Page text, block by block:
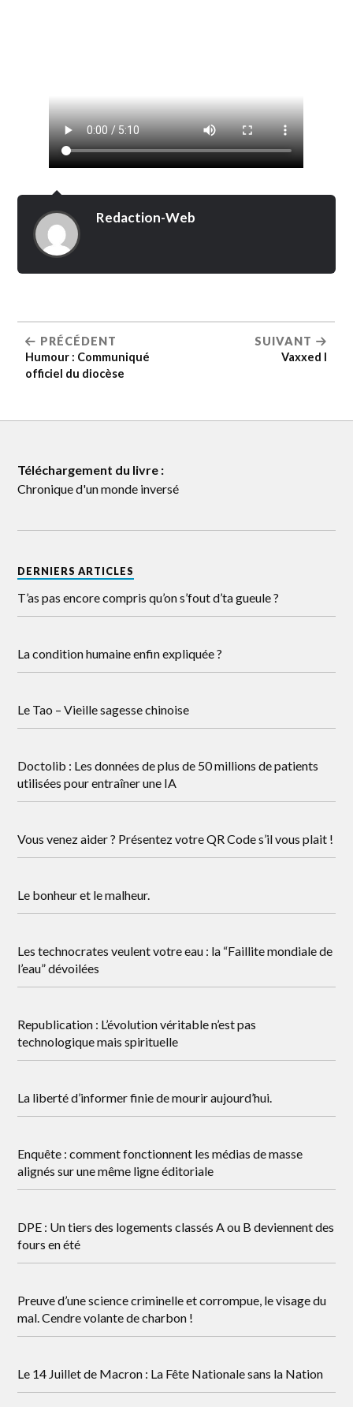
Redaction-Web
PRÉCÉDENT
Humour : Communiqué
officiel du diocèse
SUIVANT
Vaxxed I
Téléchargement du livre :
Chronique d'un monde inversé
DERNIERS ARTICLES
T’as pas encore compris qu’on s’fout d’ta gueule ?
La condition humaine enfin expliquée ?
Le Tao – Vieille sagesse chinoise
Doctolib : Les données de plus de 50 millions de patients
utilisées pour entraîner une IA
Vous venez aider ? Présentez votre QR Code s’il vous plait !
Le bonheur et le malheur.
Les technocrates veulent votre eau : la “Faillite mondiale de
l’eau” dévoilées
Republication : L’évolution véritable n’est pas
technologique mais spirituelle
La liberté d’informer finie de mourir aujourd’hui.
Enquête : comment fonctionnent les médias de masse
alignés sur une même ligne éditoriale
DPE : Un tiers des logements classés A ou B deviennent des
fours en été
Preuve d’une science criminelle et corrompue, le visage du
mal. Cendre volante de charbon !
Le 14 Juillet de Macron : La Fête Nationale sans la Nation